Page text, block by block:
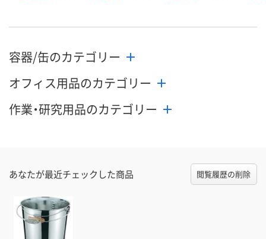
容器/缶のカテゴリー
オフィス用品のカテゴリー
作業・研究用品のカテゴリー
あなたが最近チェックした商品 閲覧履歴の削除